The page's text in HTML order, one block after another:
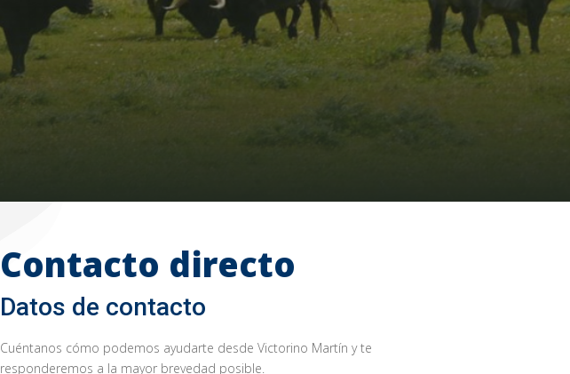
Contacto directo
Datos de contacto
Cuéntanos cómo podemos ayudarte desde Victorino Martín y te
responderemos a la mayor brevedad posible.